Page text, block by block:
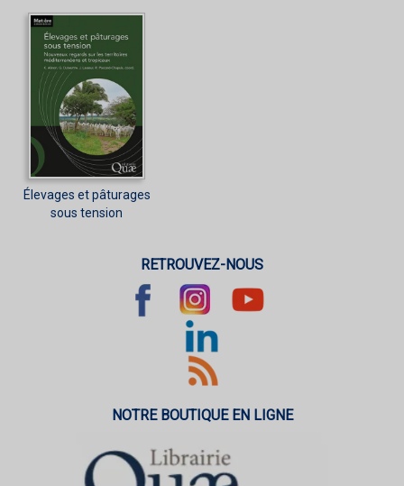
Élevages et pâturages
sous tension
RETROUVEZ-NOUS
NOTRE BOUTIQUE EN LIGNE